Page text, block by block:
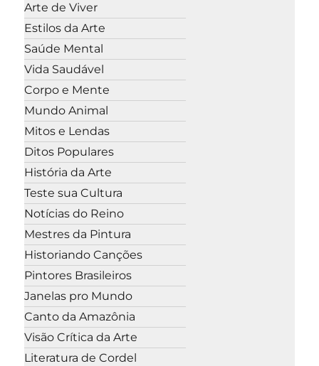
Arte de Viver
Estilos da Arte
Saúde Mental
Vida Saudável
Corpo e Mente
Mundo Animal
Mitos e Lendas
Ditos Populares
História da Arte
Teste sua Cultura
Notícias do Reino
Mestres da Pintura
Historiando Canções
Pintores Brasileiros
Janelas pro Mundo
Canto da Amazônia
Visão Crítica da Arte
Literatura de Cordel